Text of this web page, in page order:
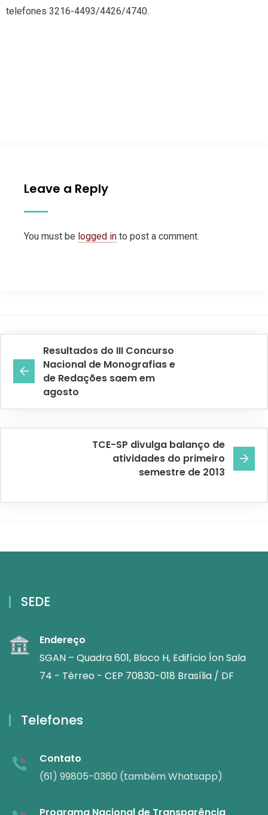
telefones 3216-4493/4426/4740.
Leave a Reply
You must be logged in to post a comment.
Resultados do III Concurso
Nacional de Monografias e
de Redações saem em
agosto
TCE-SP divulga balanço de
atividades do primeiro
semestre de 2013
SEDE
Endereço
SGAN – Quadra 601, Bloco H, Edifício Íon Sala
74 - Térreo - CEP 70830-018 Brasília / DF
Telefones
Contato
(61) 99805-0360 (também Whatsapp)